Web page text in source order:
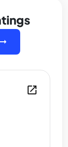
open_in_new